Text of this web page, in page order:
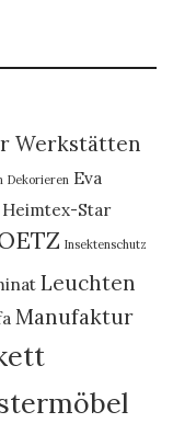
Werkstätten
Dekorieren Eva
Heimtex-Star
Insektenschutz
Leuchten
Manufaktur